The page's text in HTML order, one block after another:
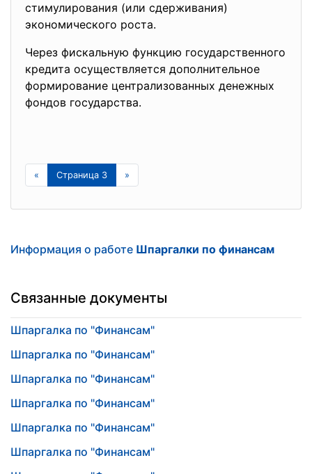
стимулирования (или сдерживания)
экономического роста.
Через фискальную функцию государственного
кредита осуществляется дополнительное
формирование централизованных денежных
фондов государства.
« Страница 3 »
Информация о работе Шпаргалки по финансам
Связанные документы
Шпаргалка по "Финансам"
Шпаргалка по "Финансам"
Шпаргалка по "Финансам"
Шпаргалка по "Финансам"
Шпаргалка по "Финансам"
Шпаргалка по "Финансам"